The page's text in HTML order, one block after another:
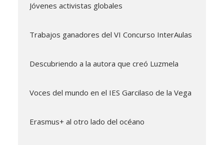
Jóvenes activistas globales
Trabajos ganadores del VI Concurso InterAulas
Descubriendo a la autora que creó Luzmela
Voces del mundo en el IES Garcilaso de la Vega
Erasmus+ al otro lado del océano